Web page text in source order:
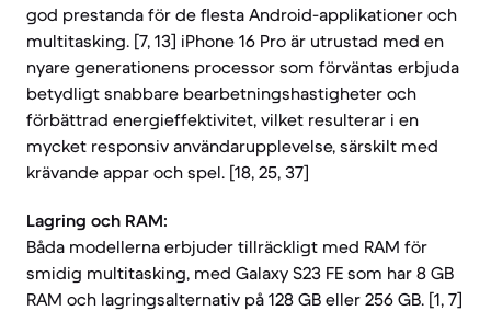
god prestanda för de flesta Android-applikationer och
multitasking. [7, 13] iPhone 16 Pro är utrustad med en
nyare generationens processor som förväntas erbjuda
betydligt snabbare bearbetningshastigheter och
förbättrad energieffektivitet, vilket resulterar i en
mycket responsiv användarupplevelse, särskilt med
krävande appar och spel. [18, 25, 37]
Lagring och RAM:
Båda modellerna erbjuder tillräckligt med RAM för
smidig multitasking, med Galaxy S23 FE som har 8 GB
RAM och lagringsalternativ på 128 GB eller 256 GB. [1, 7]